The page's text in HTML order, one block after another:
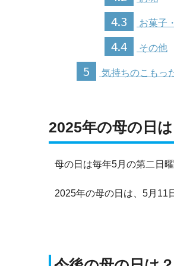
4.3 お菓子
4.4 その他
5 気持ちのこもっ
2025年の母の日
母の日は毎年5月の第二日曜
2025年の母の日は、5月11